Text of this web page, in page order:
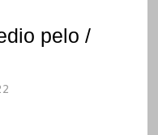
pelo /